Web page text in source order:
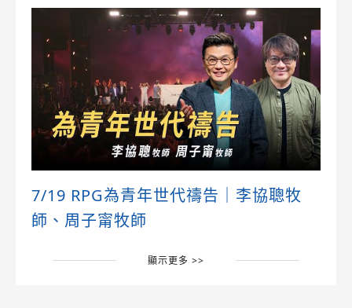
7/19 RPG為青年世代禱告｜李協聰牧
師、周子甯牧師
顯示更多 >>